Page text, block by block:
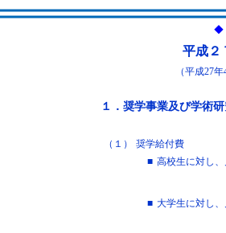
◆
平成
（平成27
１．奨学事業及び学術
（１）
奨学給付費
■ 高校生に対し
■ 大学生に対し